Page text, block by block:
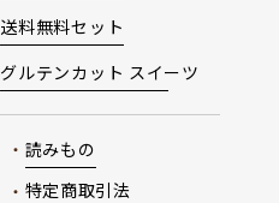
送料無料セット
グルテンカット スイーツ
読みもの
特定商取引法